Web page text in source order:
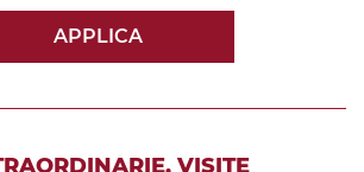
APPLICA
VISITE